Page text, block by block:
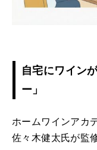
自宅にワイン
ー」
ホームワインアカ
佐々木健太氏が監